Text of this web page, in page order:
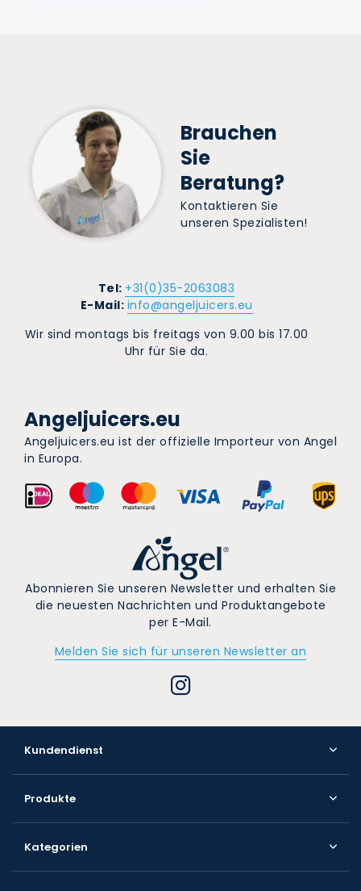
Brauchen
Sie
Beratung?
Kontaktieren Sie
unseren Spezialisten!
Tel: +31(0)35-2063083
E-Mail: info@angeljuicers.eu
Wir sind montags bis freitags von 9.00 bis 17.00
Uhr für Sie da.
Angeljuicers.eu
Angeljuicers.eu ist der offizielle Importeur von Angel
in Europa.
Abonnieren Sie unseren Newsletter und erhalten Sie
die neuesten Nachrichten und Produktangebote
per E-Mail.
Melden Sie sich für unseren Newsletter an
Kundendienst
Produkte
Kategorien